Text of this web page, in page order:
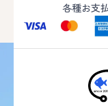
各種お支